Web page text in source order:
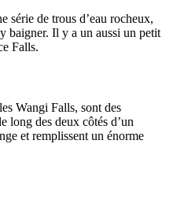
série de trous d’eau rocheux,
baigner. Il y a un aussi un petit
Falls.
Wangi Falls, sont des
long des deux côtés d’un
et remplissent un énorme